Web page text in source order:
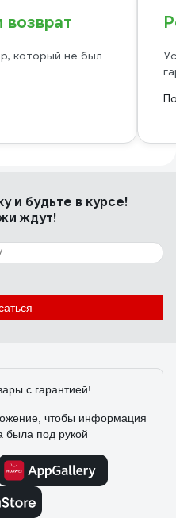
который не был
и будьте в курсе!
ждут!
с гарантией!
чтобы информация
была под рукой